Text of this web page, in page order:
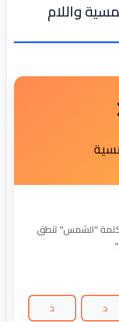
واللام
كلمة "الشمس" تنطق
د
ذ